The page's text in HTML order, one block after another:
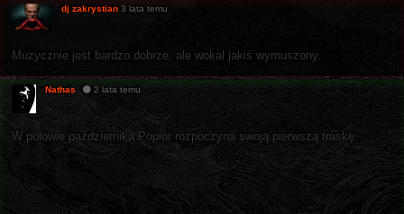
dj zakrystian 3 lata temu
Muzycznie jest bardzo dobrze, ale wokal jakiś wymuszony.
Nathas 2 lata temu
W połowie października Popiór rozpoczyna swoją pierwszą traskę: